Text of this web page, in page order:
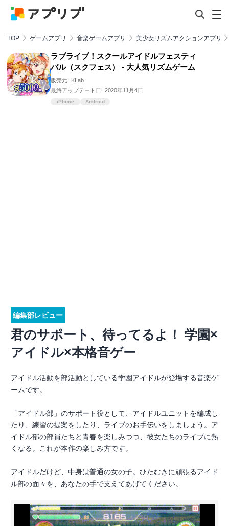
TOP ゲームアプリ 音楽ゲームアプリ 美少女リズムアクションアプリ
ラブライブ！スクールアイドルフェスティ
バル（スクフェス） - 大人気リズムゲーム
販売元: KLab
最終アップデート日: 2020年11月4日
iPhone Android
編集部レビュー
君のサポート、待ってるよ！ 学園×
アイドル×本格音ゲー
アイドル活動を部活動としている学園アイドルが登場する音楽ゲ
ームです。
「アイドル部」のサポート役として、アイドルユニットを編成し
たり、練習の提案をしたり、ライブのお手伝いをしましょう。ア
イドル部の部員たちと青春を楽しみつつ、彼女たちのライブに熱
くなる。これが本作の楽しみ方です。
アイドルだけど、中身は普通の女の子。ひたむきに頑張るアイド
ル部の面々を、あなたの手で支えてあげてください。